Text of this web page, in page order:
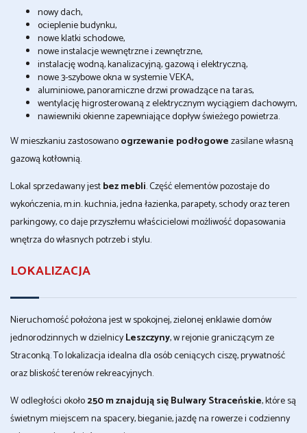
nowy dach,
ocieplenie budynku,
nowe klatki schodowe,
nowe instalacje wewnętrzne i zewnętrzne,
instalację wodną, kanalizacyjną, gazową i elektryczną,
nowe 3-szybowe okna w systemie VEKA,
aluminiowe, panoramiczne drzwi prowadzące na taras,
wentylację higrosterowaną z elektrycznym wyciągiem dachowym,
nawiewniki okienne zapewniające dopływ świeżego powietrza.
W mieszkaniu zastosowanoogrzewanie podłogowezasilane własną
gazową kotłownią.
Lokal sprzedawany jestbez mebli. Część elementów pozostaje do
wykończenia, m.in. kuchnia, jedna łazienka, parapety, schody oraz teren
parkingowy, co daje przyszłemu właścicielowi możliwość dopasowania
wnętrza do własnych potrzeb i stylu.
LOKALIZACJA
Nieruchomość położona jest w spokojnej, zielonej enklawie domów
jednorodzinnych w dzielnicyLeszczyny, w rejonie graniczącym ze
Straconką. To lokalizacja idealna dla osób ceniących ciszę, prywatność
oraz bliskość terenów rekreacyjnych.
W odległości około250 m znajdują się Bulwary Straceńskie, które są
świetnym miejscem na spacery, bieganie, jazdę na rowerze i codzienny